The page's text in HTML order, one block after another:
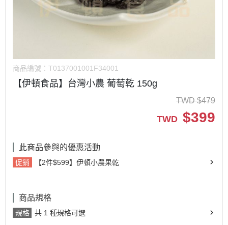
商品編號： T0137001001F34001
【伊頓食品】台灣小農 葡萄乾 150g
TWD $479
TWD $399
此商品參與的優惠活動
促銷 【2件$599】伊頓小農果乾
商品規格
規格 共 1 種規格可選